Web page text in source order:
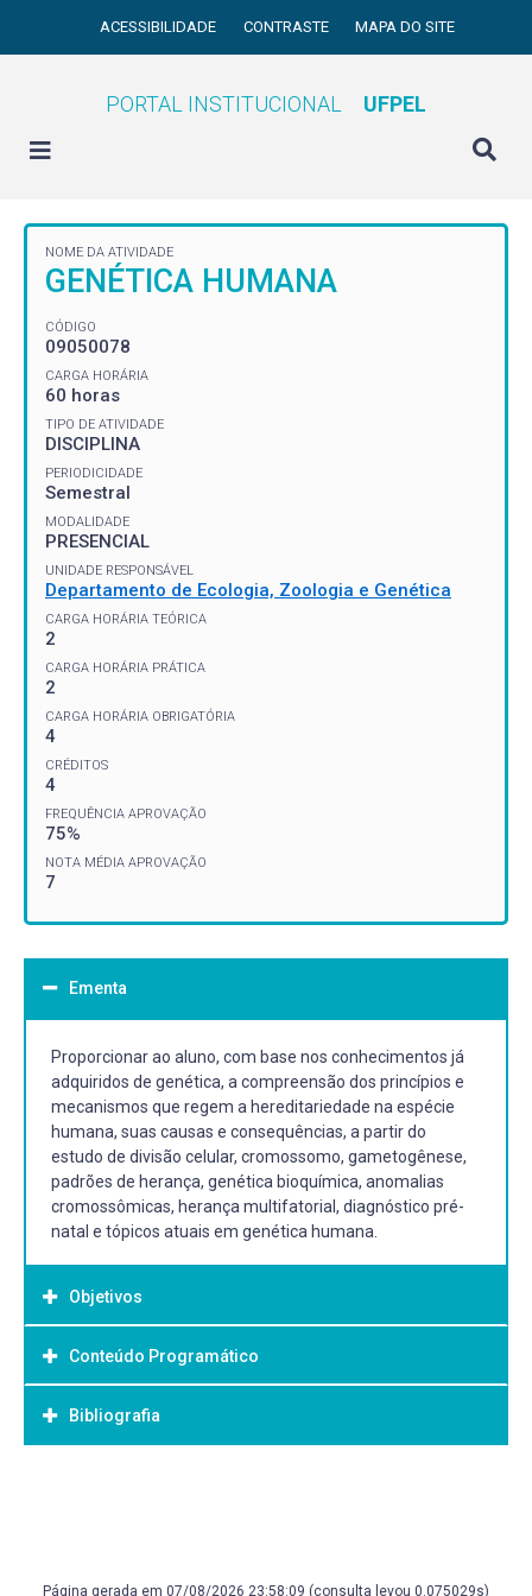
ACESSIBILIDADE CONTRASTE MAPA DO SITE
PORTAL INSTITUCIONAL UFPEL
NOME DA ATIVIDADE
GENÉTICA HUMANA
CÓDIGO
09050078
CARGA HORÁRIA
60 horas
TIPO DE ATIVIDADE
DISCIPLINA
PERIODICIDADE
Semestral
MODALIDADE
PRESENCIAL
UNIDADE RESPONSÁVEL
Departamento de Ecologia, Zoologia e Genética
CARGA HORÁRIA TEÓRICA
2
CARGA HORÁRIA PRÁTICA
2
CARGA HORÁRIA OBRIGATÓRIA
4
CRÉDITOS
4
FREQUÊNCIA APROVAÇÃO
75%
NOTA MÉDIA APROVAÇÃO
7
Ementa
Proporcionar ao aluno, com base nos conhecimentos já
adquiridos de genética, a compreensão dos princípios e
mecanismos que regem a hereditariedade na espécie
humana, suas causas e consequências, a partir do
estudo de divisão celular, cromossomo, gametogênese,
padrões de herança, genética bioquímica, anomalias
cromossômicas, herança multifatorial, diagnóstico pré-
natal e tópicos atuais em genética humana.
Objetivos
Objetivo Geral:
Objetivo Geral:
Promover a discussão e conhecimento teórico/prático em
de processos genéticos da expressão de doenças em
Conteúdo Programático
Programa:
- Revisão sobre divisão celular, gametogênese e as
Bibliografia
Página gerada em 07/08/2026 23:58:09 (consulta levou 0.075029s)